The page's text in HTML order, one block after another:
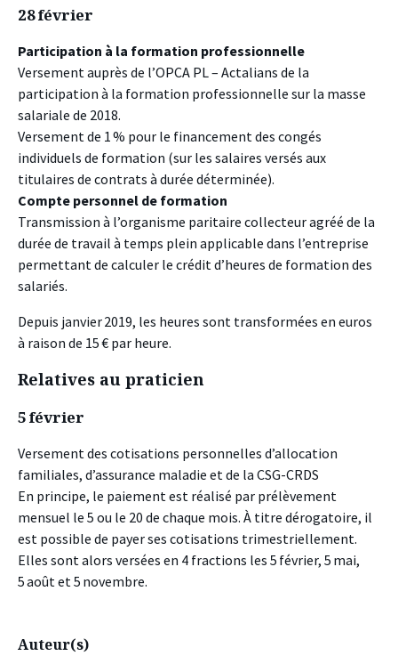
28 février
Participation à la formation professionnelle
Versement auprès de l’OPCA PL – Actalians de la
participation à la formation professionnelle sur la masse
salariale de 2018.
Versement de 1 % pour le financement des congés
individuels de formation (sur les salaires versés aux
titulaires de contrats à durée déterminée).
Compte personnel de formation
Transmission à l’organisme paritaire collecteur agréé de la
durée de travail à temps plein applicable dans l’entreprise
permettant de calculer le crédit d’heures de formation des
salariés.
Depuis janvier 2019, les heures sont transformées en euros
à raison de 15 € par heure.
Relatives au praticien
5 février
Versement des cotisations personnelles d’allocation
familiales, d’assurance maladie et de la CSG-CRDS
En principe, le paiement est réalisé par prélèvement
mensuel le 5 ou le 20 de chaque mois. À titre dérogatoire, il
est possible de payer ses cotisations trimestriellement.
Elles sont alors versées en 4 fractions les 5 février, 5 mai,
5 août et 5 novembre.
Auteur(s)